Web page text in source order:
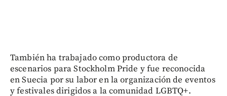
También ha trabajado como productora de
escenarios para Stockholm Pride y fue reconocida
en Suecia por su labor en la organización de eventos
y festivales dirigidos a la comunidad LGBTQ+.